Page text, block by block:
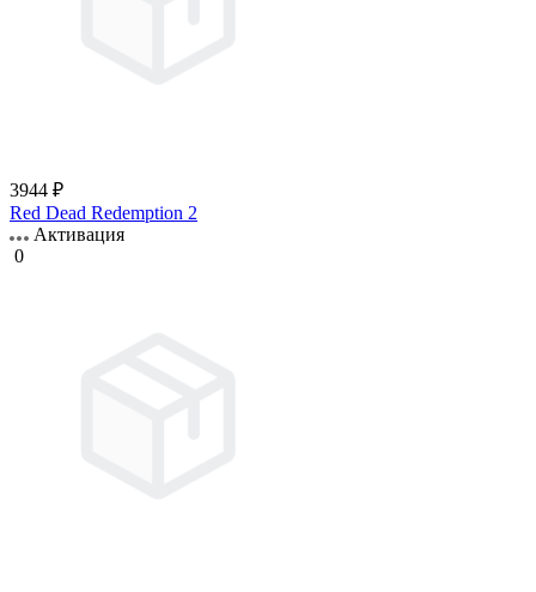
3944 ₽
Red Dead Redemption 2
Активация
0